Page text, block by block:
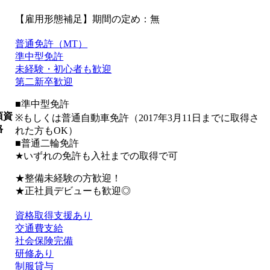
【雇用形態補足】期間の定め：無
資
普通免許（MT）
準中型免許
未経験・初心者も歓迎
第二新卒歓迎
■準中型免許
※もしくは普通自動車免許（2017年3月11日までに取得さ
れた方もOK）
■普通二輪免許
★いずれの免許も入社までの取得で可
★整備未経験の方歓迎！
★正社員デビューも歓迎◎
資格取得支援あり
交通費支給
社会保険完備
研修あり
制服貸与